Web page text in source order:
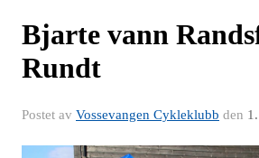
Bjarte vann
Rundt
Postet av Vossevangen Cykleklubb den